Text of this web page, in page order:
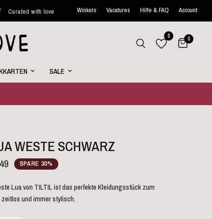
Versand innerhalb von 48 Stunden* Jede Woche
Winkels Vacatures Hilfe & FAQ Account
0 0
SALE
WESTE SCHWARZ
SPARE 30%
Lua von TILTIL ist das perfekte Kleidungsstück zum
und immer stylisch.